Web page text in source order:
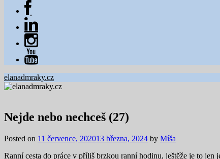
elanadmraky.cz
Nejde nebo nechceš (27)
Posted on 11 července, 202013 března, 2024 by Míša
Ranní cesta do práce v příliš brzkou ranní hodinu, ještěže je to